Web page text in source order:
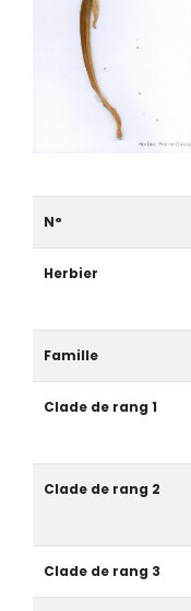
N°
Herbier
Famille
Clade de rang 1
Clade de rang 2
Clade de rang 3